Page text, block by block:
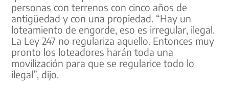
personas con terrenos con cinco años de
antigüedad y con una propiedad. “Hay un
loteamiento de engorde, eso es irregular, ilegal.
La Ley 247 no regulariza aquello. Entonces muy
pronto los loteadores harán toda una
movilización para que se regularice todo lo
ilegal”, dijo.